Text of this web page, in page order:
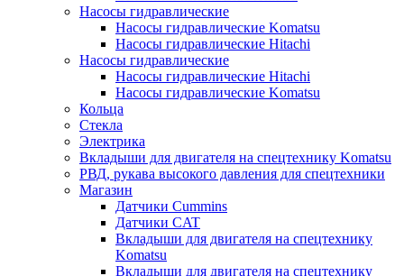
Насосы гидравлические
Насосы гидравлические Komatsu
Насосы гидравлические Hitachi
Насосы гидравлические
Насосы гидравлические Hitachi
Насосы гидравлические Komatsu
Кольца
Стекла
Электрика
Вкладыши для двигателя на спецтехнику Komatsu
РВД, рукава высокого давления для спецтехники
Магазин
Датчики Cummins
Датчики CAT
Вкладыши для двигателя на спецтехнику
Komatsu
Вкладыши для двигателя на спецтехнику